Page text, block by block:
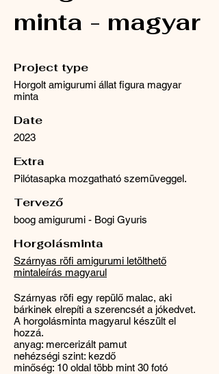
minta - magyar
Project type
Horgolt amigurumi állat figura magyar
minta
Date
2023
Extra
Pilótasapka mozgatható szemüveggel.
Tervező
boog amigurumi - Bogi Gyuris
Horgolásminta
Szárnyas röfi amigurumi letölthető
mintaleírás magyarul
Szárnyas röfi egy repülő malac, aki
bárkinek elrepíti a szerencsét a jókedvet.
A horgolásminta magyarul készült el
hozzá.
anyag: mercerizált pamut
nehézségi szint: kezdő
minőség: 10 oldal több mint 30 fotó